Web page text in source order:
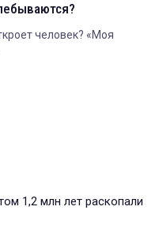
человек? «Моя
1,2 млн лет раскопали